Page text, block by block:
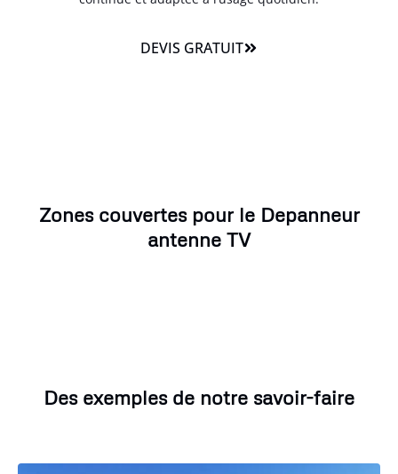
DEVIS GRATUIT
Zones couvertes pour le Depanneur
antenne TV
Des exemples de notre savoir-faire